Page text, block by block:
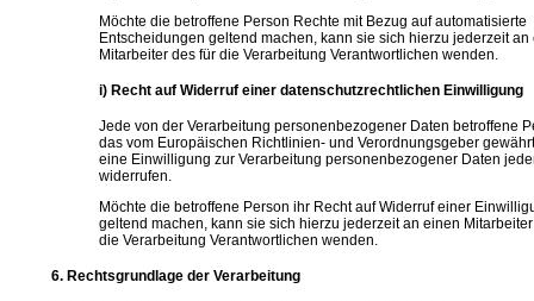
Möchte die betroffene Person Rechte mit Bezug auf automatisierte
Entscheidungen geltend machen, kann sie sich hierzu jederzeit an
Mitarbeiter des für die Verarbeitung Verantwortlichen wenden.
i) Recht auf Widerruf einer datenschutzrechtlichen Einwilligung
Jede von der Verarbeitung personenbezogener Daten betroffene
das vom Europäischen Richtlinien- und Verordnungsgeber
eine Einwilligung zur Verarbeitung personenbezogener Daten
widerrufen.
Möchte die betroffene Person ihr Recht auf Widerruf einer
geltend machen, kann sie sich hierzu jederzeit an einen
die Verarbeitung Verantwortlichen wenden.
6. Rechtsgrundlage der Verarbeitung